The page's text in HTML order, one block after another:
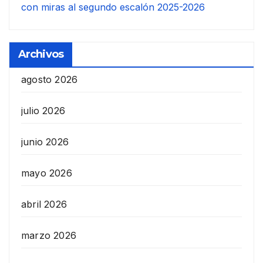
con miras al segundo escalón 2025-2026
Archivos
agosto 2026
julio 2026
junio 2026
mayo 2026
abril 2026
marzo 2026